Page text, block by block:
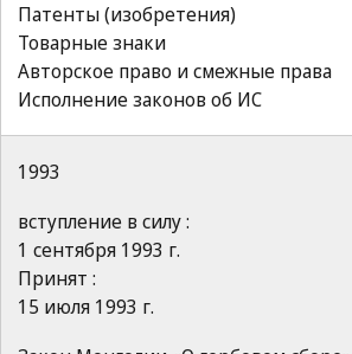
Патенты (изобретения)
Товарные знаки
Авторское право и смежные права
Исполнение законов об ИС
1993
вступление в силу :
1 сентября 1993 г.
Принят :
15 июля 1993 г.